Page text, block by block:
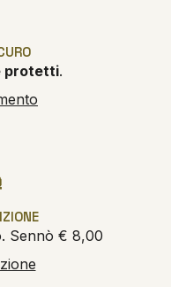
protetti.
Sennò € 8,00